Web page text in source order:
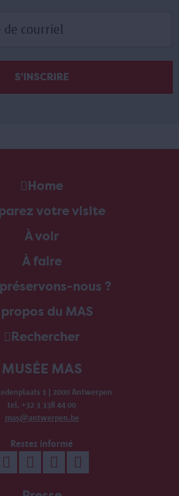
Home
votre visite
À voir
À faire
nous ?
propos du MAS
Rechercher
MUSÉE MAS
1 | 2000 Antwerpen
tel. +32 3 338 44 00
mas@antwerpen.be
Restez informé